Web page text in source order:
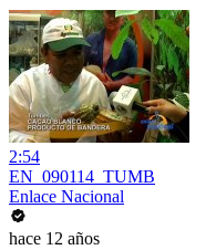
2:54
EN_090114_TUMB
Enlace Nacional
hace 12 años